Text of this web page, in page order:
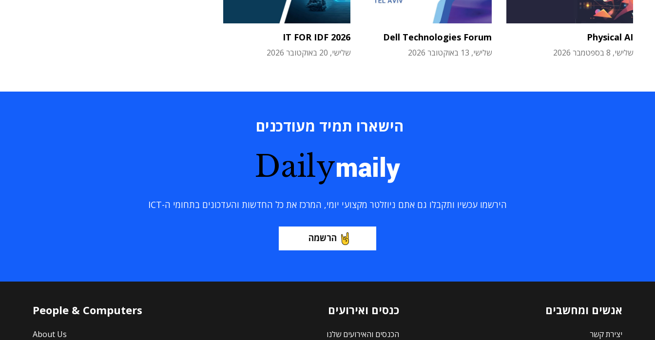
Physical AI
שלישי, 8 בספטמבר 2026
Dell Technologies Forum
שלישי, 13 באוקטובר 2026
IT FOR IDF 2026
שלישי, 20 באוקטובר 2026
הישארו תמיד מעודכנים
Dailymaily
הירשמו עכשיו ותקבלו גם אתם ניוזלטר מקצועי יומי, המרכז את כל החדשות והעדכונים בתחומי ה-ICT
הרשמה
אנשים ומחשבים
יצירת קשר
כנסים ואירועים
הכנסים והאירועים שלנו
People & Computers
About Us